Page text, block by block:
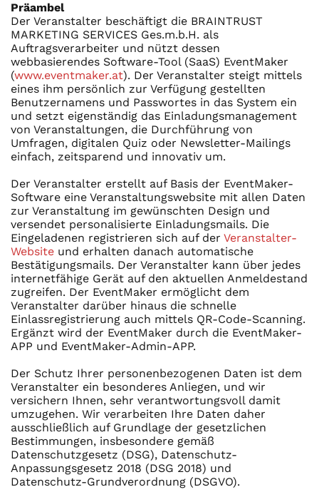
Präambel
Der Veranstalter beschäftigt die BRAINTRUST
MARKETING SERVICES Ges.m.b.H. als
Auftragsverarbeiter und nützt dessen
webbasierendes Software-Tool (SaaS) EventMaker
(www.eventmaker.at). Der Veranstalter steigt mittels
eines ihm persönlich zur Verfügung gestellten
Benutzernamens und Passwortes in das System ein
und setzt eigenständig das Einladungsmanagement
von Veranstaltungen, die Durchführung von
Umfragen, digitalen Quiz oder Newsletter-Mailings
einfach, zeitsparend und innovativ um.
Der Veranstalter erstellt auf Basis der EventMaker-
Software eine Veranstaltungswebsite mit allen Daten
zur Veranstaltung im gewünschten Design und
versendet personalisierte Einladungsmails. Die
Eingeladenen registrieren sich auf der Veranstalter-
Website und erhalten danach automatische
Bestätigungsmails. Der Veranstalter kann über jedes
internetfähige Gerät auf den aktuellen Anmeldestand
zugreifen. Der EventMaker ermöglicht dem
Veranstalter darüber hinaus die schnelle
Einlassregistrierung auch mittels QR-Code-Scanning.
Ergänzt wird der EventMaker durch die EventMaker-
APP und EventMaker-Admin-APP.
Der Schutz Ihrer personenbezogenen Daten ist dem
Veranstalter ein besonderes Anliegen, und wir
versichern Ihnen, sehr verantwortungsvoll damit
umzugehen. Wir verarbeiten Ihre Daten daher
ausschließlich auf Grundlage der gesetzlichen
Bestimmungen, insbesondere gemäß
Datenschutzgesetz (DSG), Datenschutz-
Anpassungsgesetz 2018 (DSG 2018) und
Datenschutz-Grundverordnung (DSGVO).